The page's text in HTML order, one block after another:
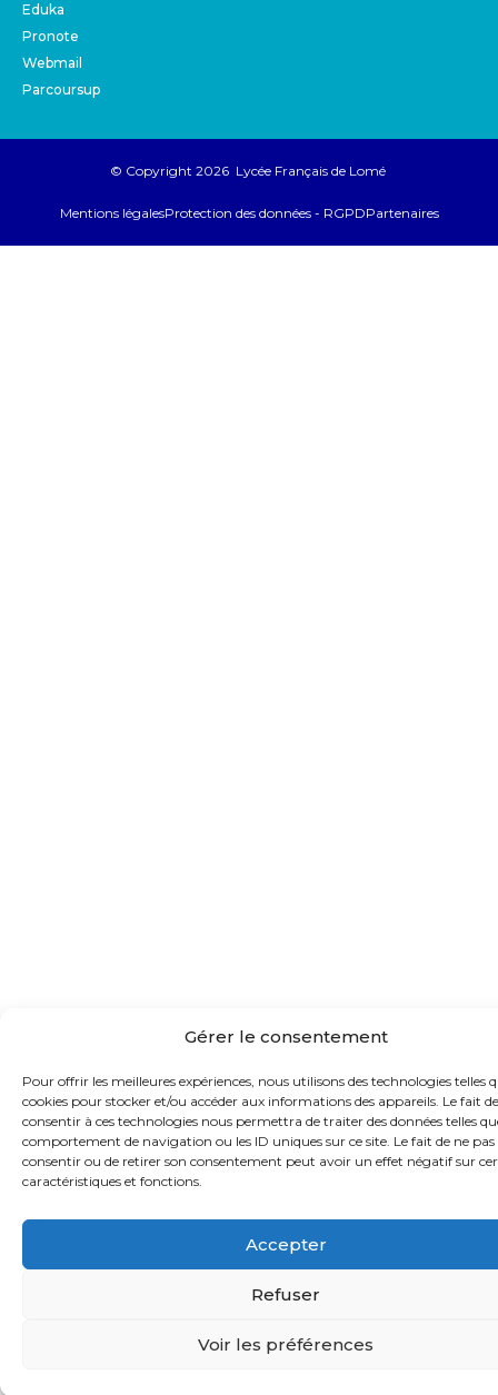
Gérer le consentement
Pour offrir les meilleures expériences, nous utilisons des technologies telles
cookies pour stocker et/ou accéder aux informations des appareils. Le fait de
consentir à ces technologies nous permettra de traiter des données telles
comportement de navigation ou les ID uniques sur ce site. Le fait de ne pas
consentir ou de retirer son consentement peut avoir un effet négatif sur
caractéristiques et fonctions.
Accepter
Refuser
Voir les préférences
Eduka
Pronote
Webmail
Parcoursup
© Copyright 2026 Lycée Français de Lomé
Mentions légalesProtection des données - RGPDPartenaires